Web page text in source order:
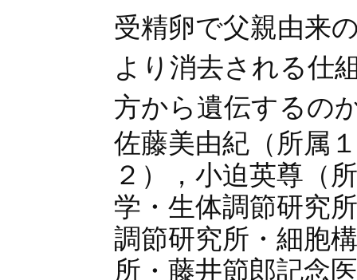
受精卵で父親由来
より消去される仕
方から遺伝するの
佐藤美由紀（所属
２），小迫英尊（
学・生体調節研究
調節研究所・細胞
所・藤井節郎記念